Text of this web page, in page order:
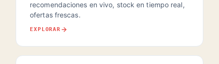
recomendaciones en vivo, stock en tiempo real,
ofertas frescas.
EXPLORAR